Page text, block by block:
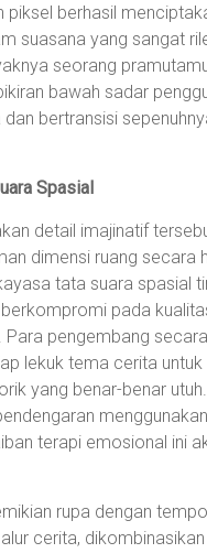
berhasil
suasana yang sangat
seorang
bawah sadar
bertransisi
Spasial
detail imajinatif
dimensi ruang secara
tata suara spasial
pada
pengembang
lekuk tema cerita
yang benar-benar
terapi emosional ini
rupa dengan
cerita,